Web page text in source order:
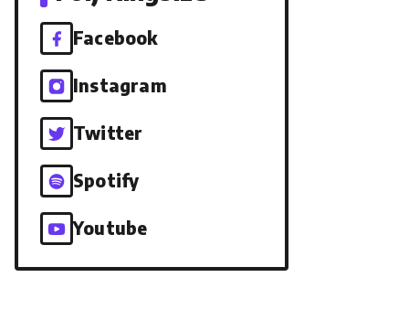
Facebook
Instagram
Twitter
Spotify
Youtube